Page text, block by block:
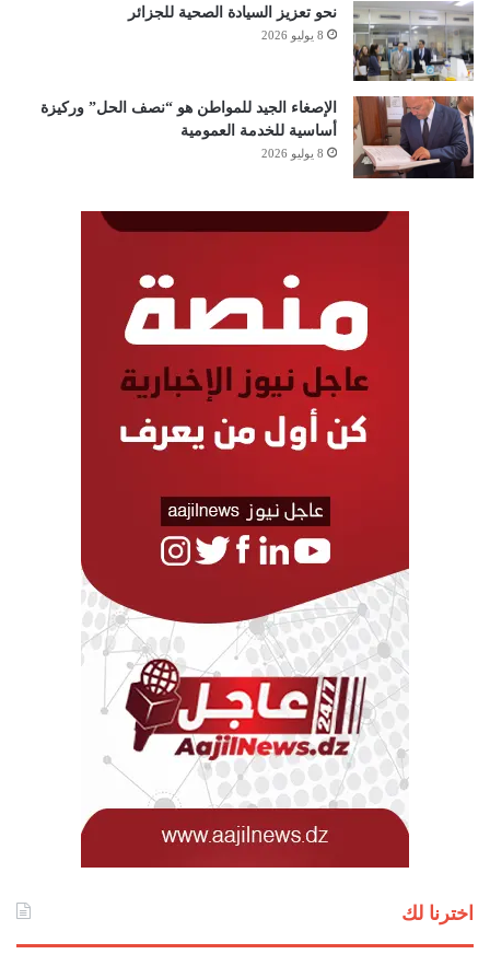
نحو تعزيز السيادة الصحية للجزائر
8 يوليو 2026
الإصغاء الجيد للمواطن هو “نصف الحل” وركيزة
أساسية للخدمة العمومية
8 يوليو 2026
اخترنا لك